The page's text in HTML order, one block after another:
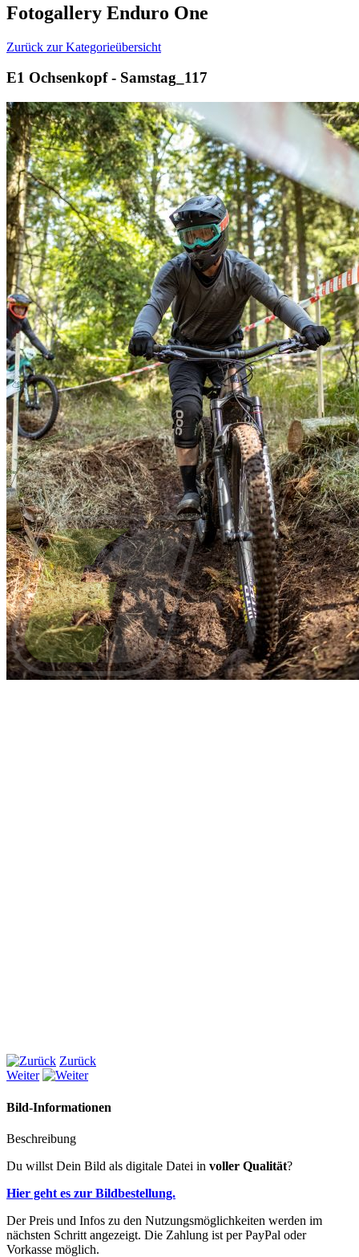
Fotogallery Enduro One
Zurück zur Kategorieübersicht
E1 Ochsenkopf - Samstag_117
Zurück
Weiter
Bild-Informationen
Beschreibung
Du willst Dein Bild als digitale Datei in voller Qualität?
Hier geht es zur Bildbestellung.
Der Preis und Infos zu den Nutzungsmöglichkeiten werden im
nächsten Schritt angezeigt. Die Zahlung ist per PayPal oder
Vorkasse möglich.